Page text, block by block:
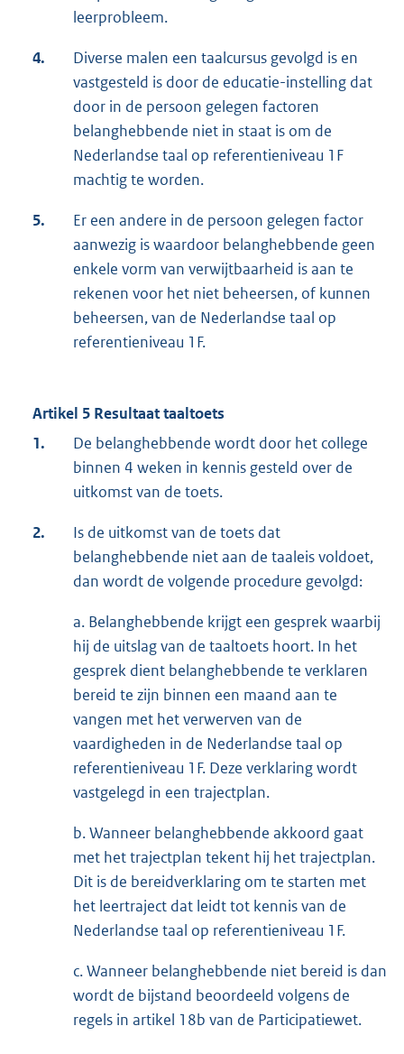
leerprobleem.
4.
Diverse malen een taalcursus gevolgd is en
vastgesteld is door de educatie-instelling dat
door in de persoon gelegen factoren
belanghebbende niet in staat is om de
Nederlandse taal op referentieniveau 1F
machtig te worden.
5.
Er een andere in de persoon gelegen factor
aanwezig is waardoor belanghebbende geen
enkele vorm van verwijtbaarheid is aan te
rekenen voor het niet beheersen, of kunnen
beheersen, van de Nederlandse taal op
referentieniveau 1F.
Artikel 5 Resultaat taaltoets
1.
De belanghebbende wordt door het college
binnen 4 weken in kennis gesteld over de
uitkomst van de toets.
2.
Is de uitkomst van de toets dat
belanghebbende niet aan de taaleis voldoet,
dan wordt de volgende procedure gevolgd:
a. Belanghebbende krijgt een gesprek waarbij
hij de uitslag van de taaltoets hoort. In het
gesprek dient belanghebbende te verklaren
bereid te zijn binnen een maand aan te
vangen met het verwerven van de
vaardigheden in de Nederlandse taal op
referentieniveau 1F. Deze verklaring wordt
vastgelegd in een trajectplan.
b. Wanneer belanghebbende akkoord gaat
met het trajectplan tekent hij het trajectplan.
Dit is de bereidverklaring om te starten met
het leertraject dat leidt tot kennis van de
Nederlandse taal op referentieniveau 1F.
c. Wanneer belanghebbende niet bereid is dan
wordt de bijstand beoordeeld volgens de
regels in artikel 18b van de Participatiewet.